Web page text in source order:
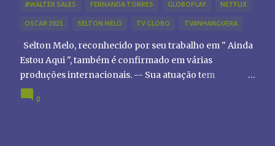
#WALTER SALES FERNANDA TORRES GLOBOPLAY NETFLIX
OSCAR 2025 SELTON MELO TV GLOBO TVANHANGUERA
Selton Melo, reconhecido por seu trabalho em " Ainda
Estou Aqui ", também é confirmado em várias
produções internacionais. -- Sua atuação tem
chamado atenção de diretores e produtores fora do
Brasil, abrindo portas para novas oportunidades no
0